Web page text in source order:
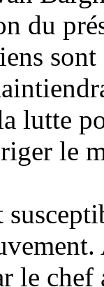
du
lutte
le
le